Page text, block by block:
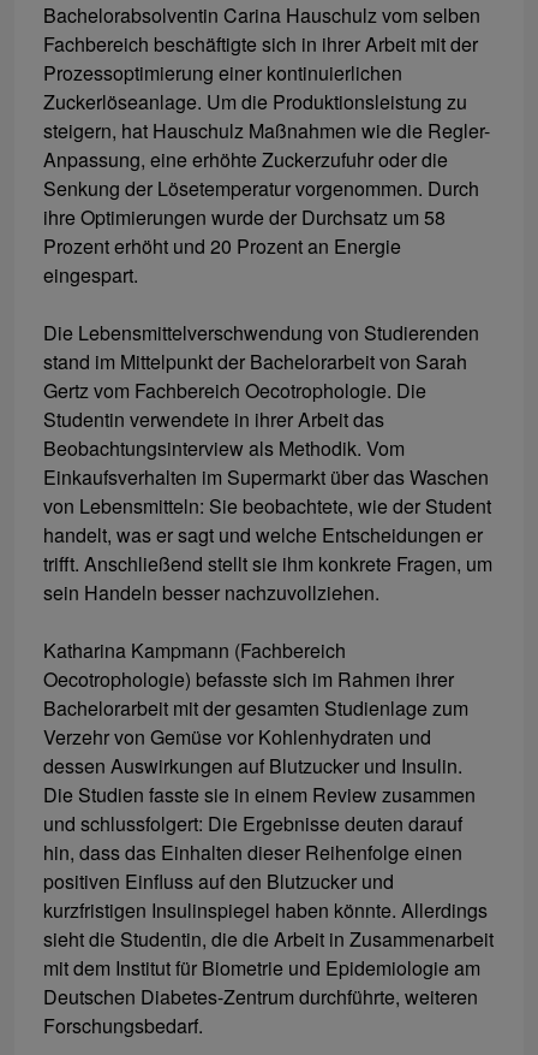
Bachelorabsolventin Carina Hauschulz vom selben
Fachbereich beschäftigte sich in ihrer Arbeit mit der
Prozessoptimierung einer kontinuierlichen
Zuckerlöseanlage. Um die Produktionsleistung zu
steigern, hat Hauschulz Maßnahmen wie die Regler-
Anpassung, eine erhöhte Zuckerzufuhr oder die
Senkung der Lösetemperatur vorgenommen. Durch
ihre Optimierungen wurde der Durchsatz um 58
Prozent erhöht und 20 Prozent an Energie
eingespart.
Die Lebensmittelverschwendung von Studierenden
stand im Mittelpunkt der Bachelorarbeit von Sarah
Gertz vom Fachbereich Oecotrophologie. Die
Studentin verwendete in ihrer Arbeit das
Beobachtungsinterview als Methodik. Vom
Einkaufsverhalten im Supermarkt über das Waschen
von Lebensmitteln: Sie beobachtete, wie der Student
handelt, was er sagt und welche Entscheidungen er
trifft. Anschließend stellt sie ihm konkrete Fragen, um
sein Handeln besser nachzuvollziehen.
Katharina Kampmann (Fachbereich
Oecotrophologie) befasste sich im Rahmen ihrer
Bachelorarbeit mit der gesamten Studienlage zum
Verzehr von Gemüse vor Kohlenhydraten und
dessen Auswirkungen auf Blutzucker und Insulin.
Die Studien fasste sie in einem Review zusammen
und schlussfolgert: Die Ergebnisse deuten darauf
hin, dass das Einhalten dieser Reihenfolge einen
positiven Einfluss auf den Blutzucker und
kurzfristigen Insulinspiegel haben könnte. Allerdings
sieht die Studentin, die die Arbeit in Zusammenarbeit
mit dem Institut für Biometrie und Epidemiologie am
Deutschen Diabetes-Zentrum durchführte, weiteren
Forschungsbedarf.